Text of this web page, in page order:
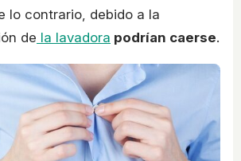
lo contrario, debido a la
de la lavadora podrían caerse.